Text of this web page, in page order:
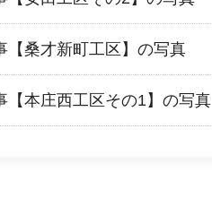
【桑才新町工区】の写真
【本庄西工区その1】の写真